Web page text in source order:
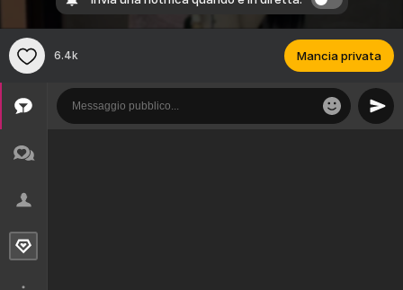
6.4k Mancia privata